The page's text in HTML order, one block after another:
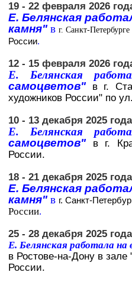
19 - 22 февраля 2026
Е. Белянская
камня" в г. Санкт-Петербурге
России.
12 - 15 февраля 2026
Е. Белянская
самоцветов" в г.
художников России" по
10 - 13 декабря 2025 года
Е. Белянская
самоцветов" в г.
России.
18 - 21 декабря 2025 года
Е. Белянская
камня" в г. Санкт-
России.
25 - 28 декабря 2025 года
Е. Белянская работала
в Ростове-на-Дону в зале
России.